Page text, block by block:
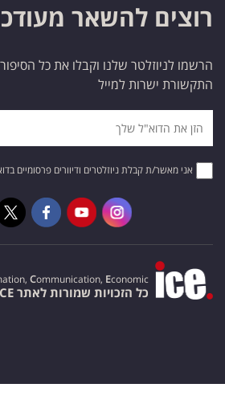
רוצים להשאר
הרשמו לניוזלטר שלנו וקבלו את כל
התקשורת ישרות למייל
אני מאשר/ת קבלת ניוזלטרים ודיוורים פרסומיים
Communication, Economic
כל הזכויות שמורות לאתר ICE. ©